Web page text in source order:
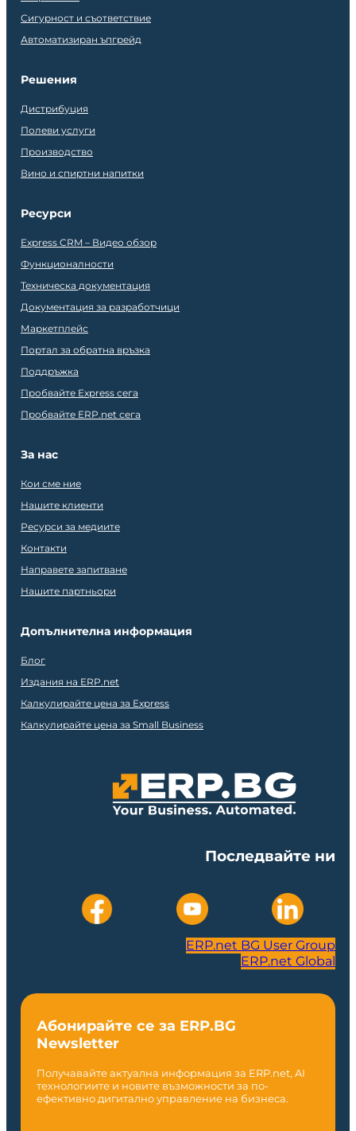
Сигурност и съответствие
Автоматизиран ъпгрейд
Решения
Дистрибуция
Полеви услуги
Производство
Вино и спиртни напитки
Ресурси
Express CRM – Видео обзор
Функционалности
Техническа документация
Документация за разработчици
Маркетплейс
Портал за обратна връзка
Поддръжка
Пробвайте Express сега
Пробвайте ERP.net сега
За нас
Кои сме ние
Нашите клиенти
Ресурси за медиите
Контакти
Направете запитване
Нашите партньори
Допълнителна информация
Блог
Издания на ERP.net
Калкулирайте цена за Express
Калкулирайте цена за Small Business
Последвайте ни
ERP.net BG User Group
ERP.net Global
Абонирайте се за ERP.BG
Newsletter
Получавайте актуална информация за ERP.net, AI
технологиите и новите възможности за по-
ефективно дигитално управление на бизнеса.